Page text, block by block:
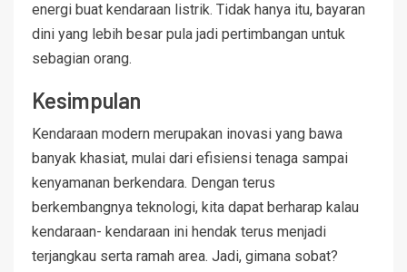
energi buat kendaraan listrik. Tidak hanya itu, bayaran
dini yang lebih besar pula jadi pertimbangan untuk
sebagian orang.
Kesimpulan
Kendaraan modern merupakan inovasi yang bawa
banyak khasiat, mulai dari efisiensi tenaga sampai
kenyamanan berkendara. Dengan terus
berkembangnya teknologi, kita dapat berharap kalau
kendaraan- kendaraan ini hendak terus menjadi
terjangkau serta ramah area. Jadi, gimana sobat?